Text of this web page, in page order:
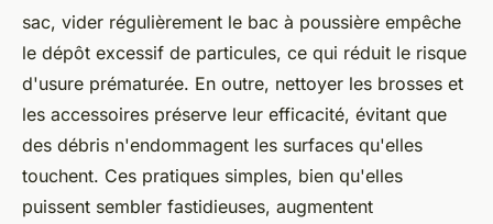
sac, vider régulièrement le bac à poussière empêche
le dépôt excessif de particules, ce qui réduit le risque
d'usure prématurée. En outre, nettoyer les brosses et
les accessoires préserve leur efficacité, évitant que
des débris n'endommagent les surfaces qu'elles
touchent. Ces pratiques simples, bien qu'elles
puissent sembler fastidieuses, augmentent